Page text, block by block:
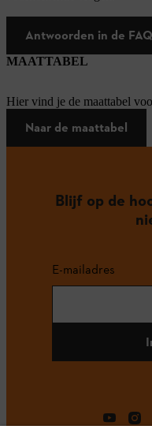
Antwoorden in de FAQ
MAATTABEL
Hier vind je de maattabel
Naar de maattabel
Blijf op de
E-mailadres